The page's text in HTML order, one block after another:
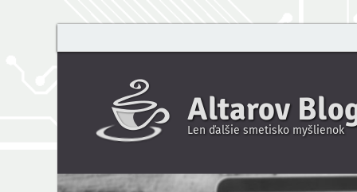
Altarov
Len ďalšie smetisko myšlienok